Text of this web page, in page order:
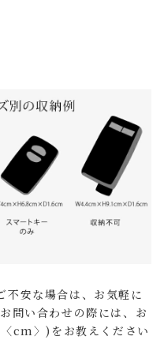
不安な場合は、お気軽に
問い合わせの際には、お
cm〉)をお教えください